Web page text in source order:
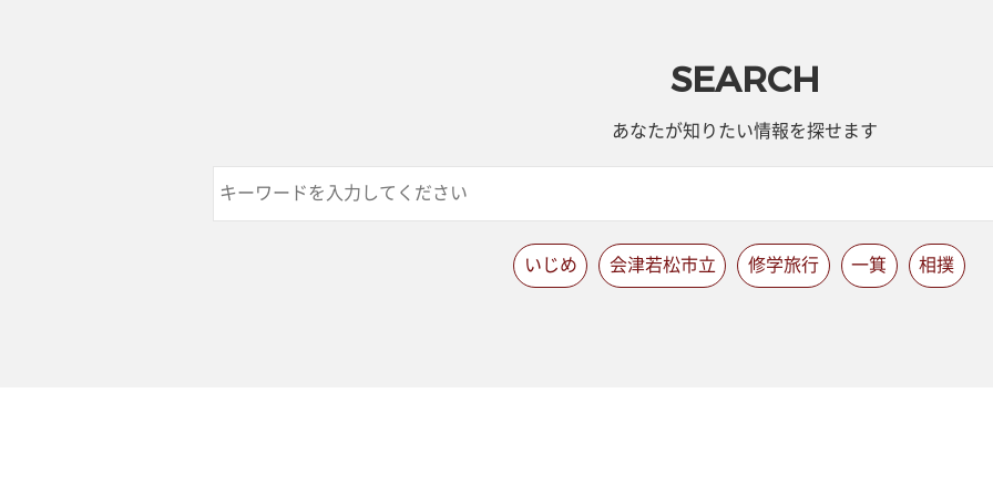
SEARCH
あなたが知りたい情報を探せます
いじめ 会津若松市立 修学旅行 一箕 相撲